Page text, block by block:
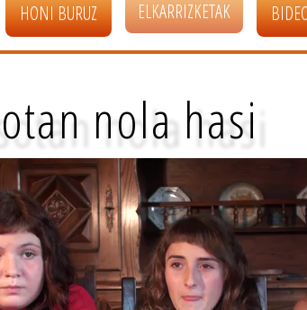
HONI BURUZ ELKARRIZKETAK
nola hasi